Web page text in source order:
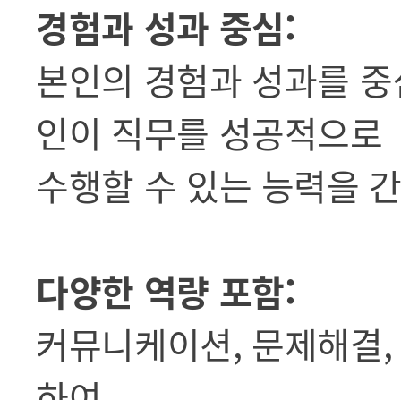
경험과 성과 중심:
본인의 경험과 성과를
인이 직무를 성공적으로
수행할 수 있는 능력을
다양한 역량 포함:
커뮤니케이션, 문제해